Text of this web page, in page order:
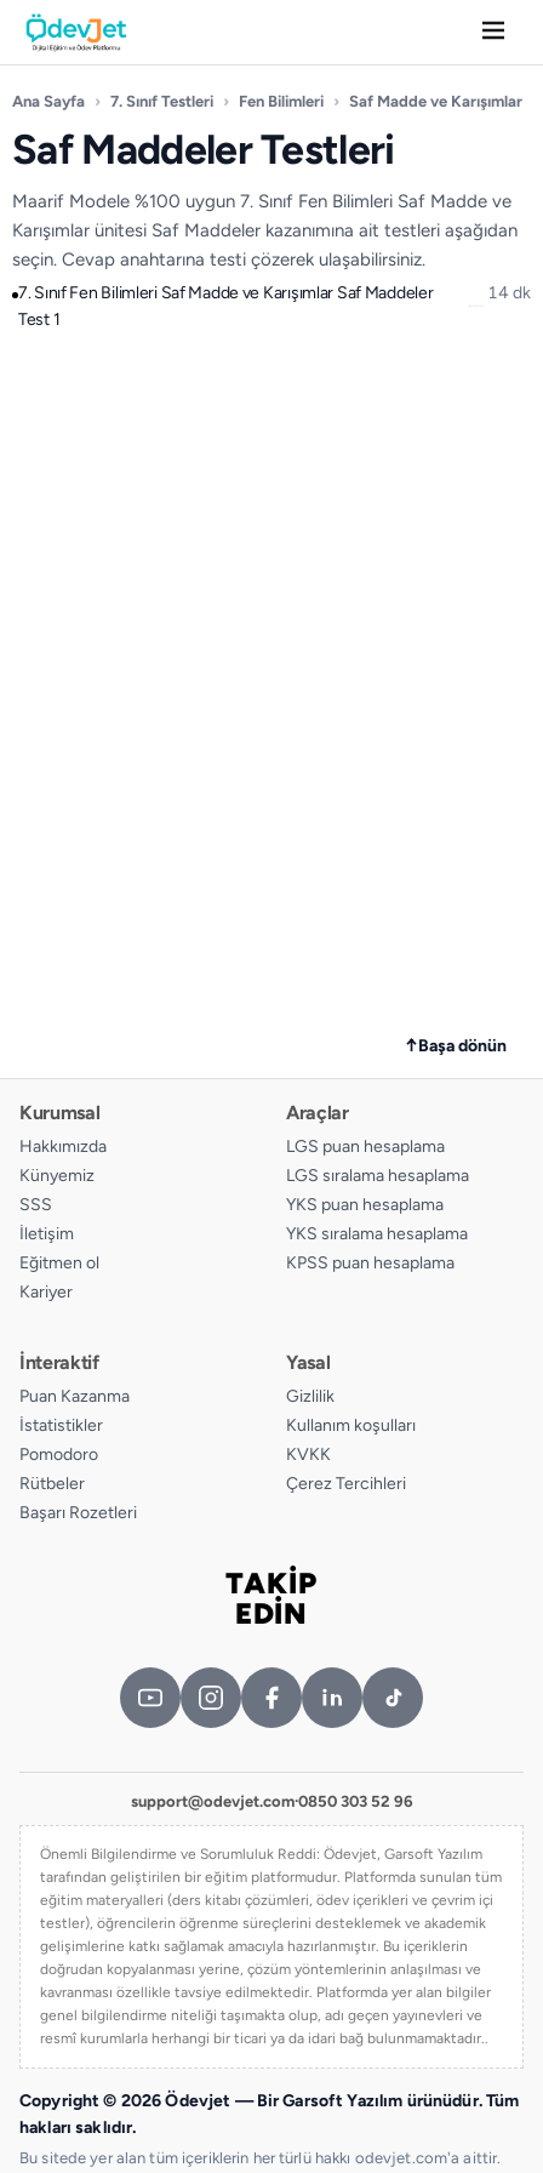
Ana Sayfa › 7. Sınıf Testleri › Fen Bilimleri › Saf Madde ve Karışımlar
Saf Maddeler Testleri
Maarif Modele %100 uygun 7. Sınıf Fen Bilimleri Saf Madde ve
Karışımlar ünitesi Saf Maddeler kazanımına ait testleri aşağıdan
seçin. Cevap anahtarına testi çözerek ulaşabilirsiniz.
7. Sınıf Fen Bilimleri Saf Madde ve Karışımlar Saf Maddeler
Test 1
14 dk
↑Başa dönün
Kurumsal
Hakkımızda
Künyemiz
SSS
İletişim
Eğitmen ol
Kariyer
Araçlar
LGS puan hesaplama
LGS sıralama hesaplama
YKS puan hesaplama
YKS sıralama hesaplama
KPSS puan hesaplama
İnteraktif
Puan Kazanma
İstatistikler
Pomodoro
Rütbeler
Başarı Rozetleri
Yasal
Gizlilik
Kullanım koşulları
KVKK
Çerez Tercihleri
TAKİP
EDİN
support@odevjet.com·0850 303 52 96
Önemli Bilgilendirme ve Sorumluluk Reddi: Ödevjet, Garsoft Yazılım
tarafından geliştirilen bir eğitim platformudur. Platformda sunulan tüm
eğitim materyalleri (ders kitabı çözümleri, ödev içerikleri ve çevrim içi
testler), öğrencilerin öğrenme süreçlerini desteklemek ve akademik
gelişimlerine katkı sağlamak amacıyla hazırlanmıştır. Bu içeriklerin
doğrudan kopyalanması yerine, çözüm yöntemlerinin anlaşılması ve
kavranması özellikle tavsiye edilmektedir. Platformda yer alan bilgiler
genel bilgilendirme niteliği taşımakta olup, adı geçen yayınevleri ve
resmî kurumlarla herhangi bir ticari ya da idari bağ bulunmamaktadır..
Copyright © 2026 Ödevjet — Bir Garsoft Yazılım ürünüdür. Tüm
hakları saklıdır.
Bu sitede yer alan tüm içeriklerin her türlü hakkı odevjet.com'a aittir.